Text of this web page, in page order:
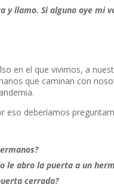
y llamo. Si alguno oye mi
en el que vivimos, a
que caminan con
eso deberíamos
le abro la puerta a un
cerrada?